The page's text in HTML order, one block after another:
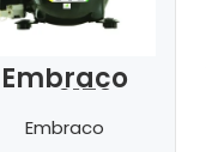
Embraco
EMT 6170 Z
Embraco